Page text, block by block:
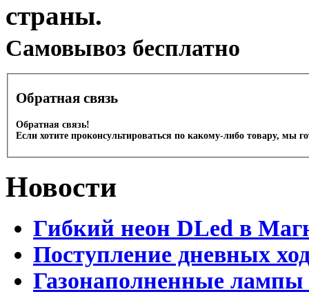
страны.
Cамовывоз бесплатно
Обратная связь
Обратная связь!
Если хотите проконсультироваться по какому-либо товару, мы
Новости
Гибкий неон DLed в
Поступление дневных
Газонаполненные